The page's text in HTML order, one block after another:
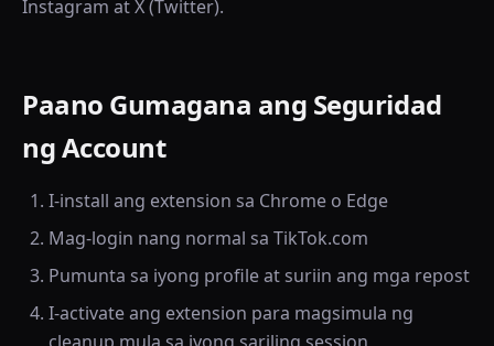
Instagram at X (Twitter).
Paano Gumagana ang Seguridad
ng Account
I-install ang extension sa Chrome o Edge
Mag-login nang normal sa TikTok.com
Pumunta sa iyong profile at suriin ang mga repost
I-activate ang extension para magsimula ng